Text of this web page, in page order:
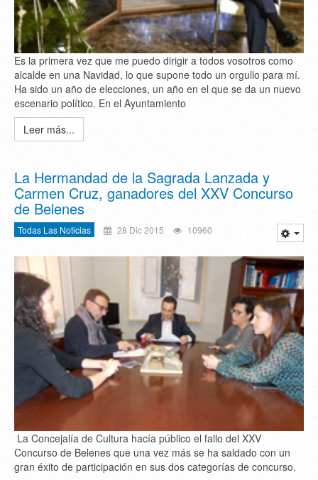
Es la primera vez que me puedo dirigir a todos vosotros como
alcalde en una Navidad, lo que supone todo un orgullo para mí.
Ha sido un año de elecciones, un año en el que se da un nuevo
escenario político. En el Ayuntamiento
Leer más...
La Hermandad de la Sagrada Lanzada y
Carmen Cruz, ganadores del XXV Concurso
de Belenes
Todas Las Noticias 28 Dic 2015 10960
La Concejalía de Cultura hacía público el fallo del XXV
Concurso de Belenes que una vez más se ha saldado con un
gran éxito de participación en sus dos categorías de concurso.